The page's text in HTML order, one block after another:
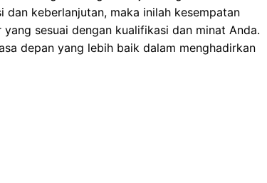
dan keberlanjutan, maka inilah kesempatan
sesuai dengan kualifikasi dan minat Anda.
depan yang lebih baik dalam menghadirkan